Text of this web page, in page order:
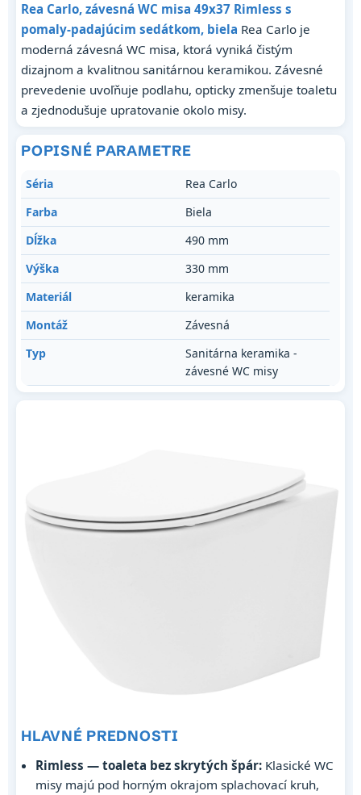
Rea Carlo, závesná WC misa 49x37 Rimless s
pomaly-padajúcim sedátkom, biela Rea Carlo je
moderná závesná WC misa, ktorá vyniká čistým
dizajnom a kvalitnou sanitárnou keramikou. Závesné
prevedenie uvoľňuje podlahu, opticky zmenšuje toaletu
a zjednodušuje upratovanie okolo misy.
POPISNÉ PARAMETRE
Séria
Rea Carlo
Farba
Biela
Dĺžka
490 mm
Výška
330 mm
Materiál
keramika
Montáž
Závesná
Typ
Sanitárna keramika -
závesné WC misy
HLAVNÉ PREDNOSTI
Rimless — toaleta bez skrytých špár: Klasické WC
misy majú pod horným okrajom splachovací kruh,